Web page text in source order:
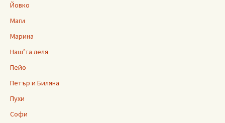
Йовко
Маги
Марина
Наш’та леля
Пейо
Петър и Биляна
Пухи
Софи